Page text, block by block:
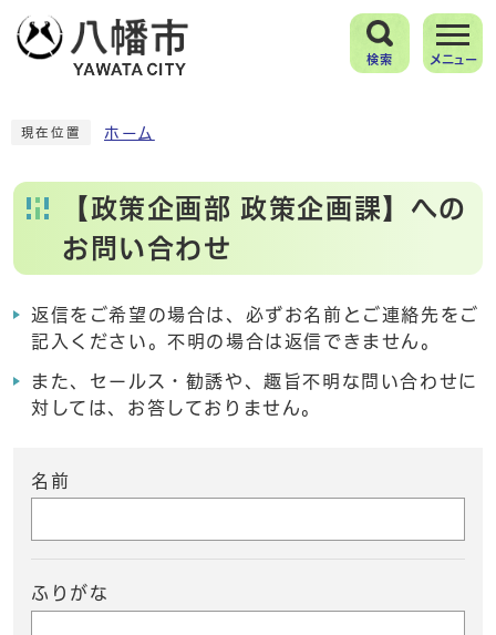
検索 メニュー
現在位置 ホーム
【政策企画部 政策企画課】への
お問い合わせ
返信をご希望の場合は、必ずお名前とご連絡先をご
記入ください。不明の場合は返信できません。
また、セールス・勧誘や、趣旨不明な問い合わせに
対しては、お答しておりません。
名前
ふりがな